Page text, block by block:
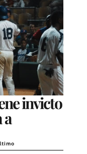
invicto
a